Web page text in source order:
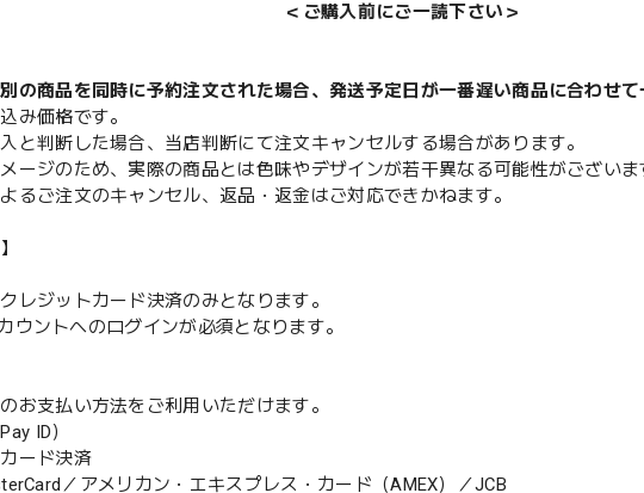
＜ご購入前にご一読下さい＞
の商品を同時に予約注文された場合、発送予定日が一番遅い商品に合わせて
み価格です。
と判断した場合、当店判断にて注文キャンセルする場合があります。
ージのため、実際の商品とは色味やデザインが若干異なる可能性がございま
るご注文のキャンセル、返品・返金はご対応できかねます。
レジットカード決済のみとなります。
ウントへのログインが必須となります。
お支払い方法をご利用いただけます。
ID）
ード決済
／アメリカン・エキスプレス・カード（AMEX）／JCB